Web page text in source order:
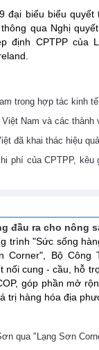
đại biểu biểu quyết
qua Nghị
định CPTPP của
trong hợp tác kinh
Nam và các thành
đã khai thác hiệu
phí của CPTPP, kêu
đầu ra cho nông
trình "Sức sống
Corner", Bộ Công
nối cung - cầu, hỗ
góp phần mở
trị hàng hóa địa
qua "Lạng Sơn